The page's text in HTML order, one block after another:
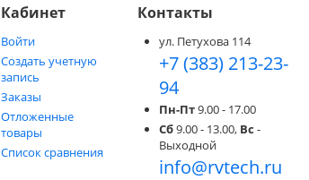
Кабинет
Войти
Создать учетную
запись
Заказы
Отложенные
товары
Список сравнения
Контакты
ул. Петухова 114
+7 (383) 213-23-
94
Пн-Пт9.00 - 17.00
Сб9.00 - 13.00, Вс -
Выходной
info@rvtech.ru